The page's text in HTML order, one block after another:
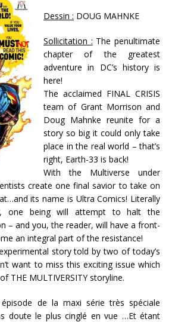
Dessin : DOUG MAHNKE
Sollicitation : The penultimate
chapter of the greatest
adventure in DC’s history is
here!
The acclaimed FINAL CRISIS
team of Grant Morrison and
Doug Mahnke reunite for a
story so big it could only take
place in the real world – that’s
right, Earth-33 is back!
With the Multiverse under
create one final savior to take on
its name is Ultra Comics! Literally
one being will attempt to halt the
– and you, the reader, will have a front-
an integral part of the resistance!
story told by two of today’s
want to miss this exciting issue which
THE MULTIVERSITY storyline.
de la maxi série très spéciale
doute le plus cinglé en vue …Et étant